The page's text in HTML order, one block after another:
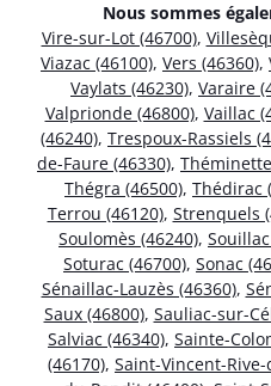
Nous sommes
Vire-sur-Lot (46700),
Viazac (46100), Vers (46360),
Vaylats (46230), Varaire
Valprionde (46800), Vaillac
(46240), Trespoux-Rassiels
de-Faure (46330),
Thégra (46500), Thédirac
Terrou (46120), Strenquels
Soulomès (46240),
Soturac (46700), Sonac
Sénaillac-Lauzès (46360),
Saux (46800), Sauliac-sur-
Salviac (46340), Sainte-
(46170), Saint-Vincent-Rive-